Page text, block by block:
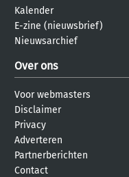
Kalender
E-zine (nieuwsbrief)
Nieuwsarchief
Over ons
Voor webmasters
Disclaimer
Privacy
Adverteren
Partnerberichten
Contact